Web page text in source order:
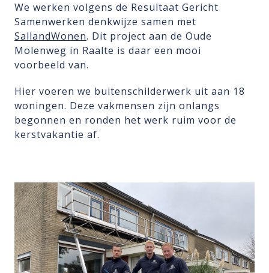
We werken volgens de Resultaat Gericht
Samenwerken denkwijze samen met
SallandWonen. Dit project aan de Oude
Molenweg in Raalte is daar een mooi
voorbeeld van.
Hier voeren we buitenschilderwerk uit aan 18
woningen. Deze vakmensen zijn onlangs
begonnen en ronden het werk ruim voor de
kerstvakantie af.